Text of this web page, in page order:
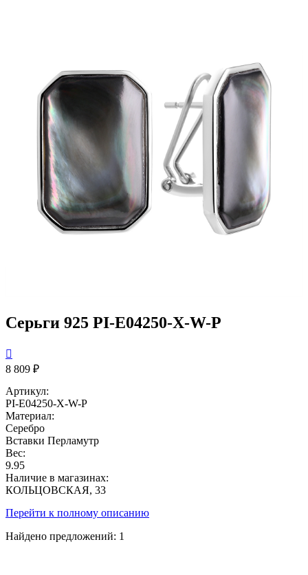
Серьги 925 PI-E04250-X-W-P

8 809 ₽
Артикул:
PI-E04250-X-W-P
Материал:
Серебро
Вставки Перламутр
Вес:
9.95
Наличие в магазинах:
КОЛЬЦОВСКАЯ, 33
Перейти к полному описанию
Найдено предложений: 1